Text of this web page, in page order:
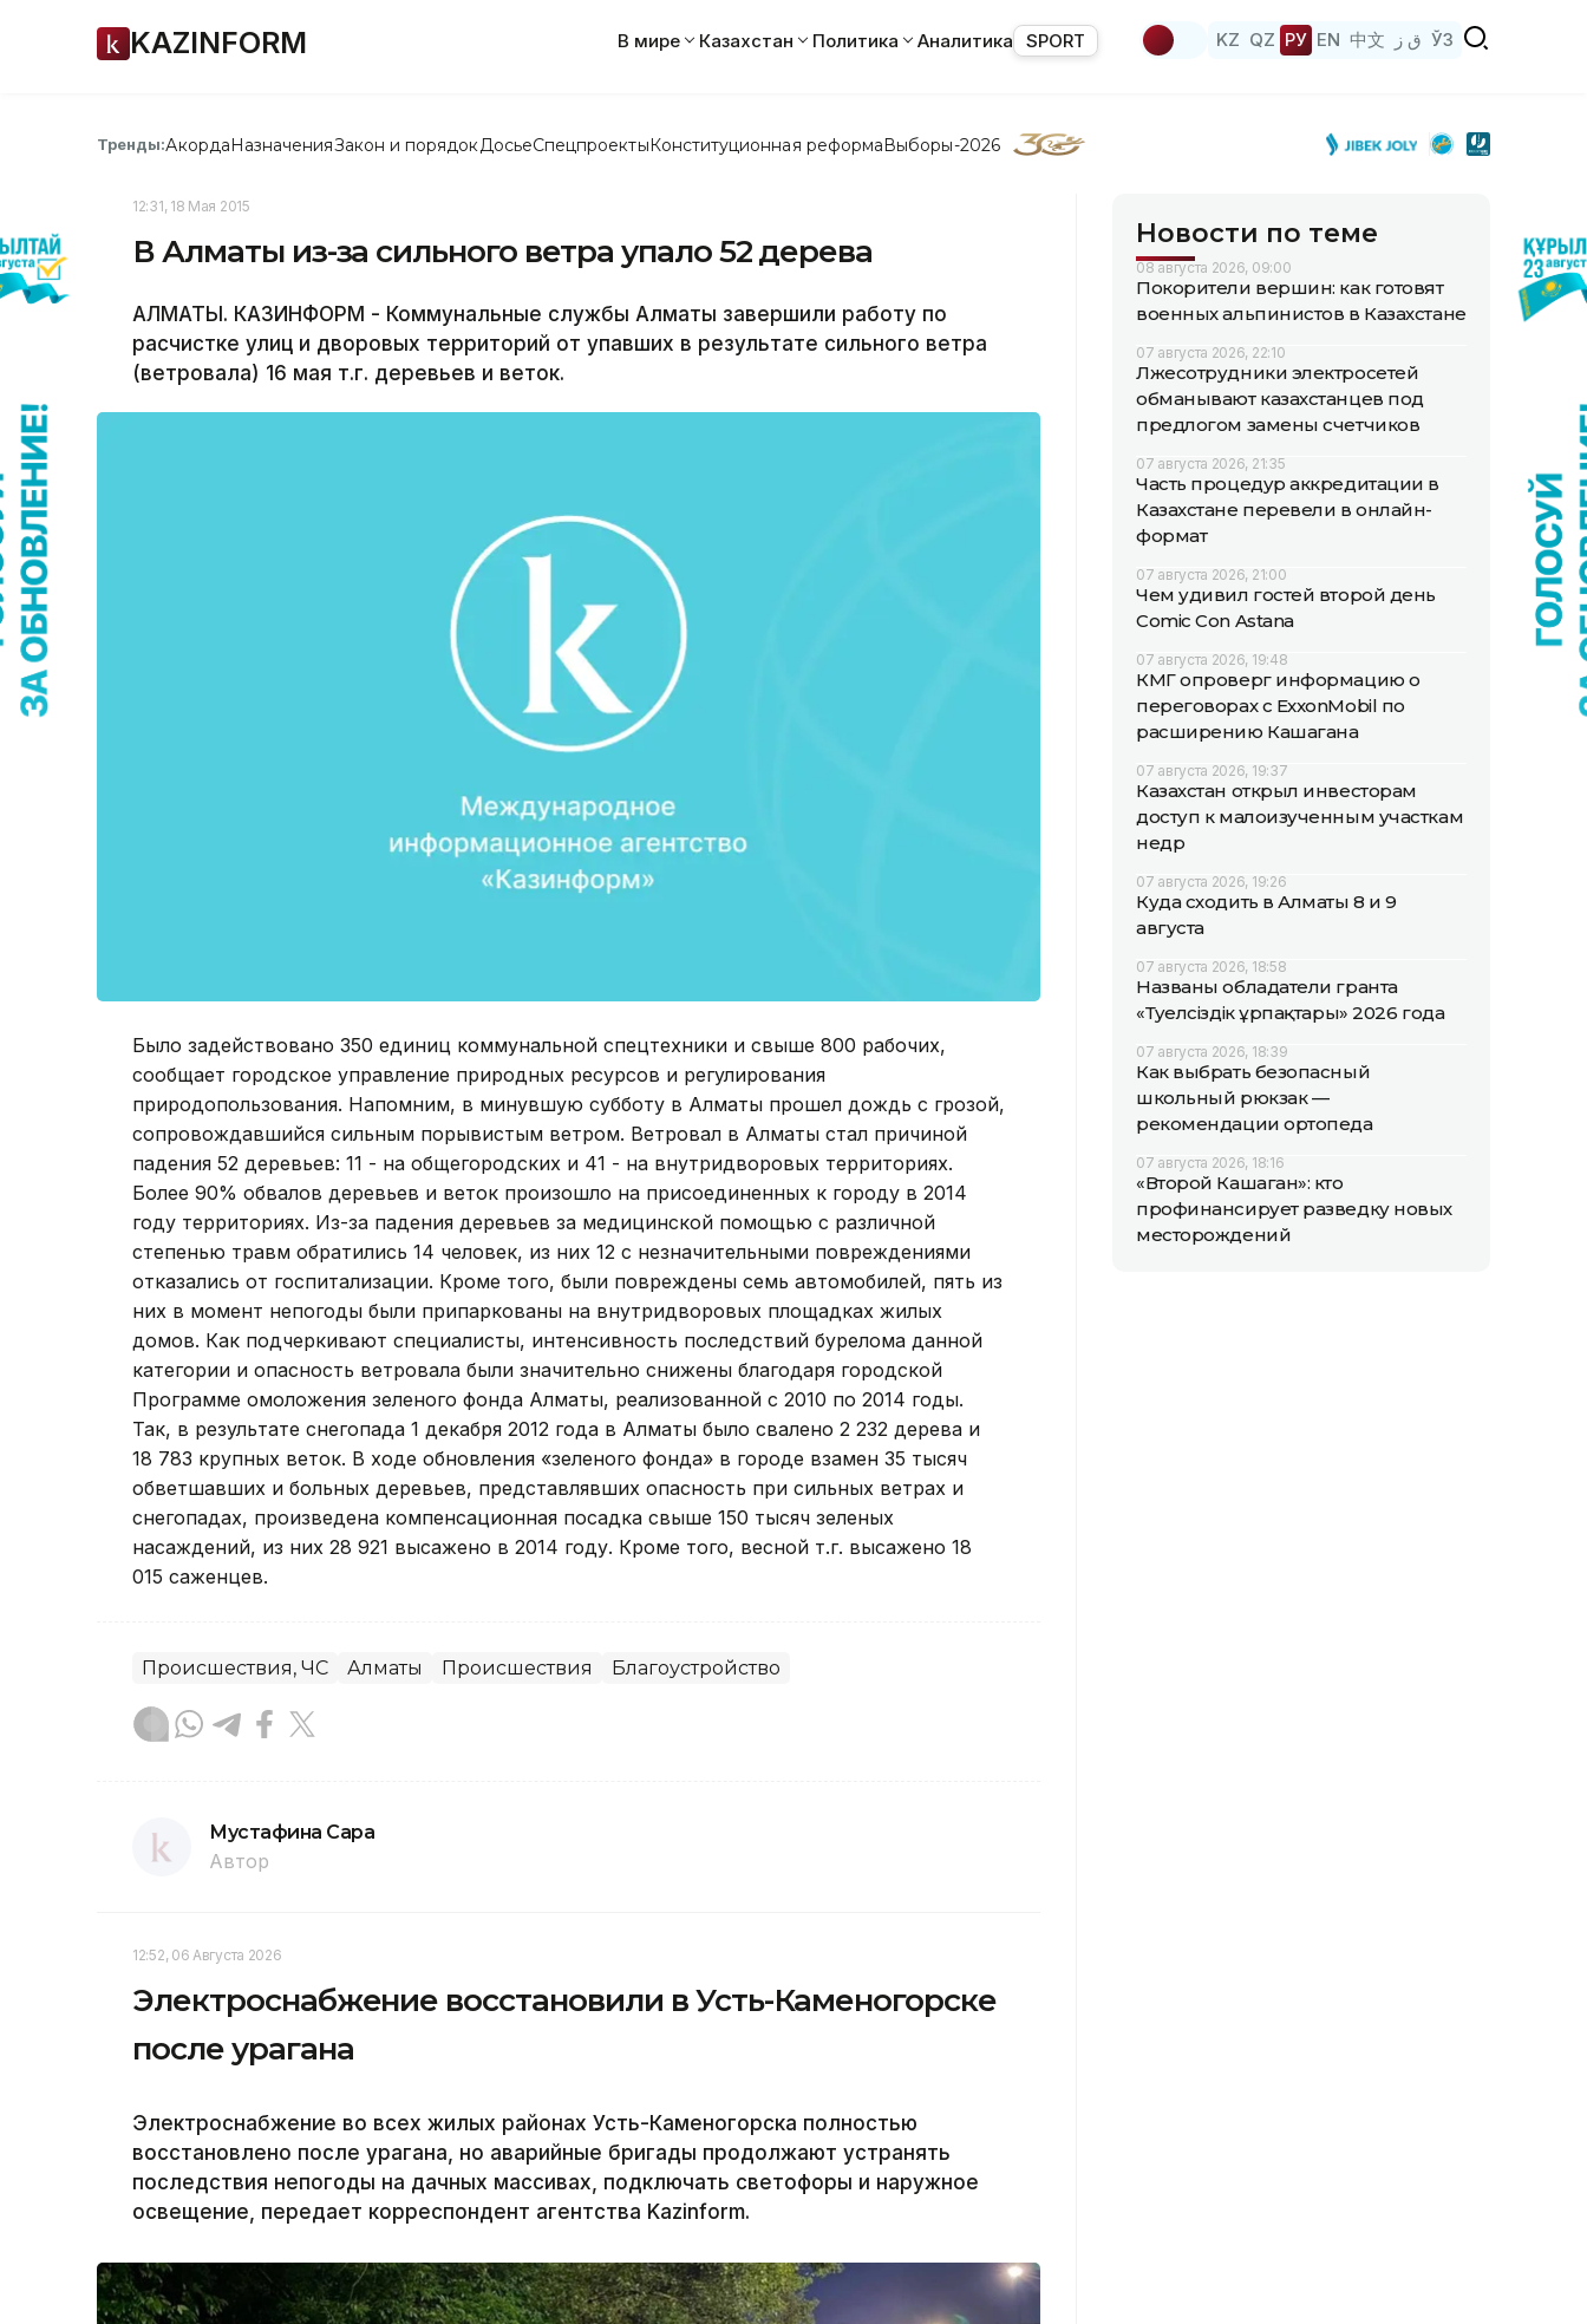
KAZINFORM В мире Казахстан Политика Аналитика SPORT KZ QZ РУ EN 中文 ق ز ЎЗ
Тренды:АкордаНазначенияЗакон и порядок ДосьеСпецпроектыКонституционная реформаВыборы-2026
12:31, 18 Мая 2015
В Алматы из-за сильного ветра упало 52 дерева
АЛМАТЫ. КАЗИНФОРМ - Коммунальные службы Алматы завершили работу по
расчистке улиц и дворовых территорий от упавших в результате сильного ветра
(ветровала) 16 мая т.г. деревьев и веток.
Было задействовано 350 единиц коммунальной спецтехники и свыше 800 рабочих,
сообщает городское управление природных ресурсов и регулирования
природопользования. Напомним, в минувшую субботу в Алматы прошел дождь с грозой,
сопровождавшийся сильным порывистым ветром. Ветровал в Алматы стал причиной
падения 52 деревьев: 11 - на общегородских и 41 - на внутридворовых территориях.
Более 90% обвалов деревьев и веток произошло на присоединенных к городу в 2014
году территориях. Из-за падения деревьев за медицинской помощью с различной
степенью травм обратились 14 человек, из них 12 с незначительными повреждениями
отказались от госпитализации. Кроме того, были повреждены семь автомобилей, пять из
них в момент непогоды были припаркованы на внутридворовых площадках жилых
домов. Как подчеркивают специалисты, интенсивность последствий бурелома данной
категории и опасность ветровала были значительно снижены благодаря городской
Программе омоложения зеленого фонда Алматы, реализованной с 2010 по 2014 годы.
Так, в результате снегопада 1 декабря 2012 года в Алматы было свалено 2 232 дерева и
18 783 крупных веток. В ходе обновления «зеленого фонда» в городе взамен 35 тысяч
обветшавших и больных деревьев, представлявших опасность при сильных ветрах и
снегопадах, произведена компенсационная посадка свыше 150 тысяч зеленых
насаждений, из них 28 921 высажено в 2014 году. Кроме того, весной т.г. высажено 18
015 саженцев.
Происшествия, ЧС Алматы Происшествия Благоустройство
Мустафина Сара
Автор
12:52, 06 Августа 2026
Электроснабжение восстановили в Усть-Каменогорске
после урагана
Электроснабжение во всех жилых районах Усть-Каменогорска полностью
восстановлено после урагана, но аварийные бригады продолжают устранять
последствия непогоды на дачных массивах, подключать светофоры и наружное
освещение, передает корреспондент агентства Kazinform.
Новости по теме
08 августа 2026, 09:00
Покорители вершин: как готовят
военных альпинистов в Казахстане
07 августа 2026, 22:10
Лжесотрудники электросетей
обманывают казахстанцев под
предлогом замены счетчиков
07 августа 2026, 21:35
Часть процедур аккредитации в
Казахстане перевели в онлайн-
формат
07 августа 2026, 21:00
Чем удивил гостей второй день
Comic Con Astana
07 августа 2026, 19:48
КМГ опроверг информацию о
переговорах с ExxonMobil по
расширению Кашагана
07 августа 2026, 19:37
Казахстан открыл инвесторам
доступ к малоизученным участкам
недр
07 августа 2026, 19:26
Куда сходить в Алматы 8 и 9
августа
07 августа 2026, 18:58
Названы обладатели гранта
«Тәуелсіздік ұрпақтары» 2026 года
07 августа 2026, 18:39
Как выбрать безопасный
школьный рюкзак —
рекомендации ортопеда
07 августа 2026, 18:16
«Второй Кашаган»: кто
профинансирует разведку новых
месторождений